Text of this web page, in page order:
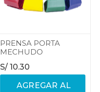
PRENSA PORTA
MECHUDO
S/ 10.30
AGREGAR AL